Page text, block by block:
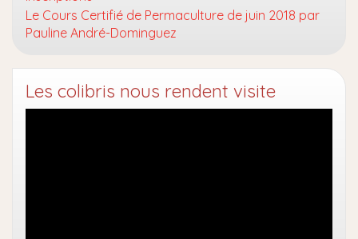
Le Cours Certifié de Permaculture de juin 2018 par
Pauline André-Dominguez
Les colibris nous rendent visite